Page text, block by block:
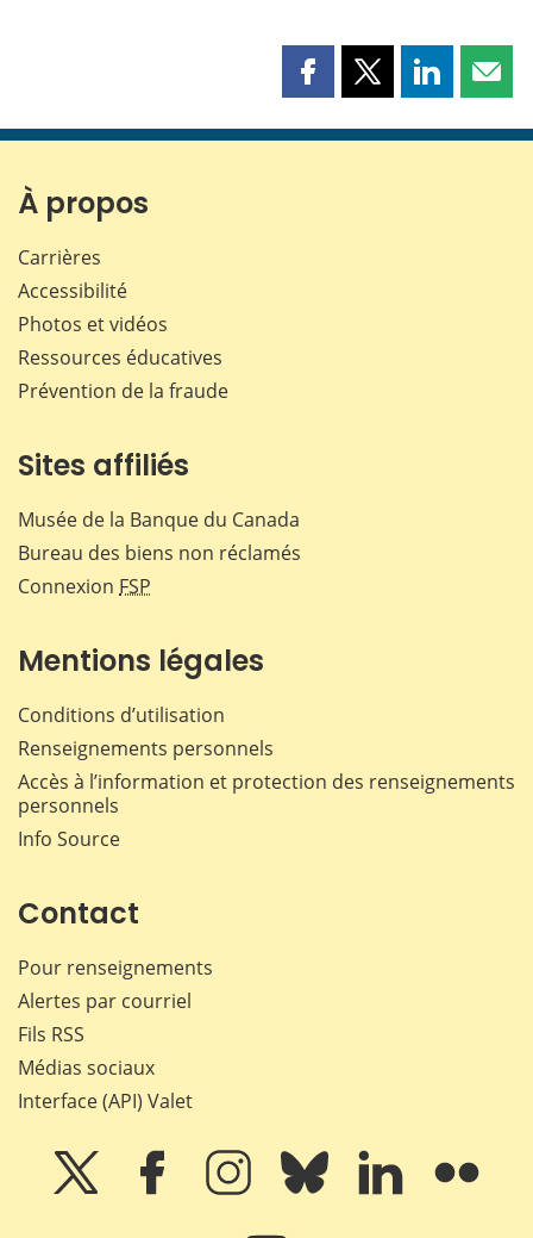
Partager
page
Partager
page
Partager
page page
À propos
Carrières
Accessibilité
Photos et vidéos
Ressources éducatives
Prévention de la fraude
Sites affiliés
Musée de la Banque du Canada
Bureau des biens non réclamés
Connexion FSP
Mentions légales
Conditions d’utilisation
Renseignements personnels
Accès à l’information et protection des renseignements
personnels
Info Source
Contact
Pour renseignements
Alertes par courriel
Fils RSS
Médias sociaux
Interface (API) Valet